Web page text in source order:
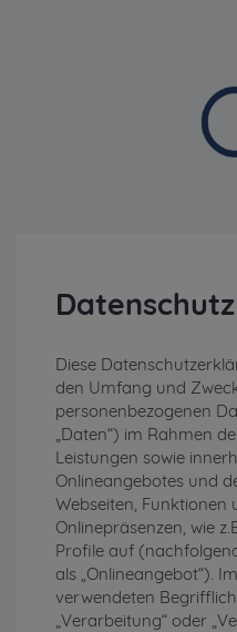
Datenschutz
Diese
den Umfang und
personenbezogenen
„Daten“) im Rahmen
Leistungen sowie
Onlineangebotes und
Webseiten, Funktionen
Onlinepräsenzen, wie
Profile auf
als „Onlineangebot“).
verwendeten
„Verarbeitung“ oder